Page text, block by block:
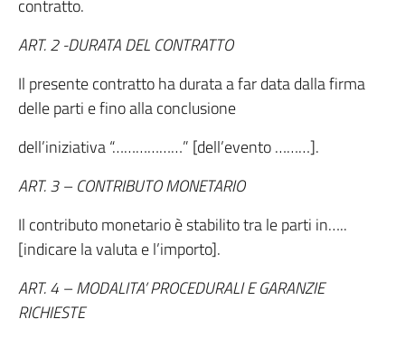
contratto.
ART. 2 -DURATA DEL CONTRATTO
Il presente contratto ha durata a far data dalla firma
delle parti e fino alla conclusione
dell’iniziativa “………………” [dell’evento ………].
ART. 3 – CONTRIBUTO MONETARIO
Il contributo monetario è stabilito tra le parti in…..
[indicare la valuta e l’importo].
ART. 4 – MODALITA’ PROCEDURALI E GARANZIE
RICHIESTE